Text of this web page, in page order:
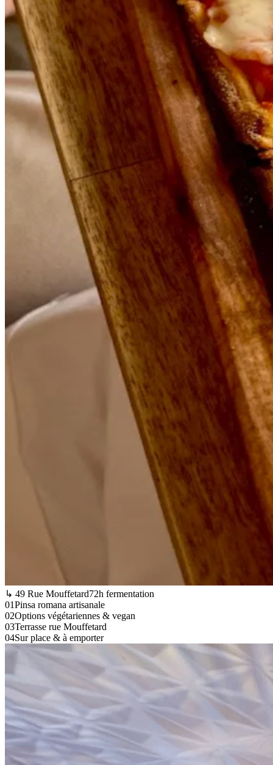
↳ 49 Rue Mouffetard72h fermentation
01Pinsa romana artisanale
02Options végétariennes & vegan
03Terrasse rue Mouffetard
04Sur place & à emporter